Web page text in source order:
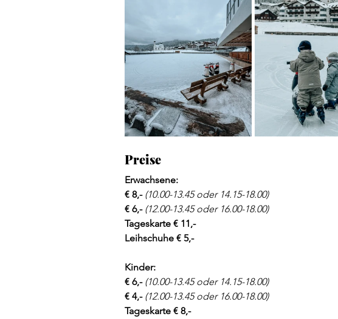
Preise
Erwachsene:
€ 8,- (10.00-13.45 oder 14.15-18.00)
€ 6,- (12.00-13.45 oder 16.00-18.00)
Tageskarte € 11,-
Leihschuhe € 5,-
Kinder:
€ 6,- (10.00-13.45 oder 14.15-18.00)
€ 4,- (12.00-13.45 oder 16.00-18.00)
Tageskarte € 8,-